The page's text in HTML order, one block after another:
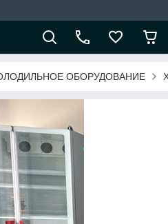
ОБОРУДОВАНИЕ